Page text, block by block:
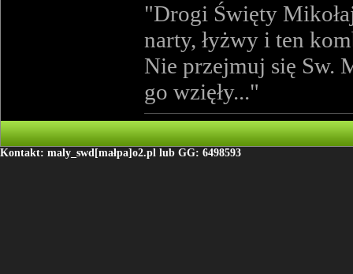
"Drogi Święty
narty, łyżwy i ten
Nie przejmuj się Sw.
go wzięły..."
Kontakt: maly_swd[małpa]o2.pl lub GG: 6498593